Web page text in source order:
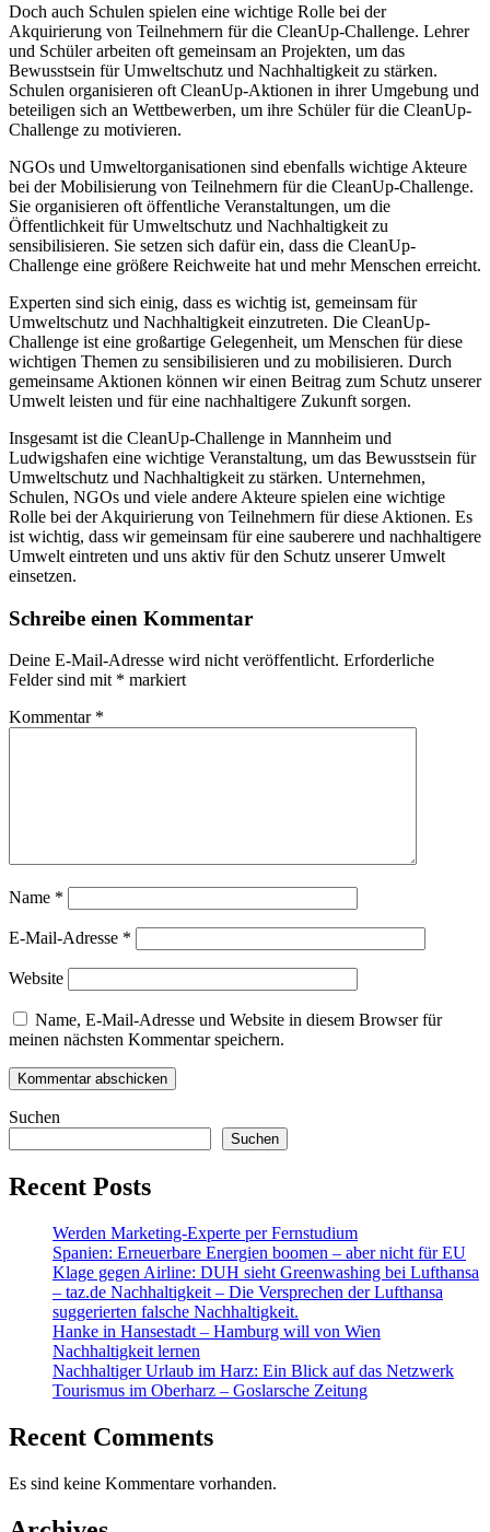
Doch auch Schulen spielen eine wichtige Rolle bei der
Akquirierung von Teilnehmern für die CleanUp-Challenge. Lehrer
und Schüler arbeiten oft gemeinsam an Projekten, um das
Bewusstsein für Umweltschutz und Nachhaltigkeit zu stärken.
Schulen organisieren oft CleanUp-Aktionen in ihrer Umgebung und
beteiligen sich an Wettbewerben, um ihre Schüler für die CleanUp-
Challenge zu motivieren.
NGOs und Umweltorganisationen sind ebenfalls wichtige Akteure
bei der Mobilisierung von Teilnehmern für die CleanUp-Challenge.
Sie organisieren oft öffentliche Veranstaltungen, um die
Öffentlichkeit für Umweltschutz und Nachhaltigkeit zu
sensibilisieren. Sie setzen sich dafür ein, dass die CleanUp-
Challenge eine größere Reichweite hat und mehr Menschen erreicht.
Experten sind sich einig, dass es wichtig ist, gemeinsam für
Umweltschutz und Nachhaltigkeit einzutreten. Die CleanUp-
Challenge ist eine großartige Gelegenheit, um Menschen für diese
wichtigen Themen zu sensibilisieren und zu mobilisieren. Durch
gemeinsame Aktionen können wir einen Beitrag zum Schutz unserer
Umwelt leisten und für eine nachhaltigere Zukunft sorgen.
Insgesamt ist die CleanUp-Challenge in Mannheim und
Ludwigshafen eine wichtige Veranstaltung, um das Bewusstsein für
Umweltschutz und Nachhaltigkeit zu stärken. Unternehmen,
Schulen, NGOs und viele andere Akteure spielen eine wichtige
Rolle bei der Akquirierung von Teilnehmern für diese Aktionen. Es
ist wichtig, dass wir gemeinsam für eine sauberere und nachhaltigere
Umwelt eintreten und uns aktiv für den Schutz unserer Umwelt
einsetzen.
Schreibe einen Kommentar
Deine E-Mail-Adresse wird nicht veröffentlicht. Erforderliche
Felder sind mit * markiert
Kommentar *
Name *
E-Mail-Adresse *
Website
Name, E-Mail-Adresse und Website in diesem Browser für
meinen nächsten Kommentar speichern.
Suchen
Suchen
Recent Posts
Werden Marketing-Experte per Fernstudium
Spanien: Erneuerbare Energien boomen – aber nicht für EU
Klage gegen Airline: DUH sieht Greenwashing bei Lufthansa
– taz.de Nachhaltigkeit – Die Versprechen der Lufthansa
suggerierten falsche Nachhaltigkeit.
Hanke in Hansestadt – Hamburg will von Wien
Nachhaltigkeit lernen
Nachhaltiger Urlaub im Harz: Ein Blick auf das Netzwerk
Tourismus im Oberharz – Goslarsche Zeitung
Recent Comments
Es sind keine Kommentare vorhanden.